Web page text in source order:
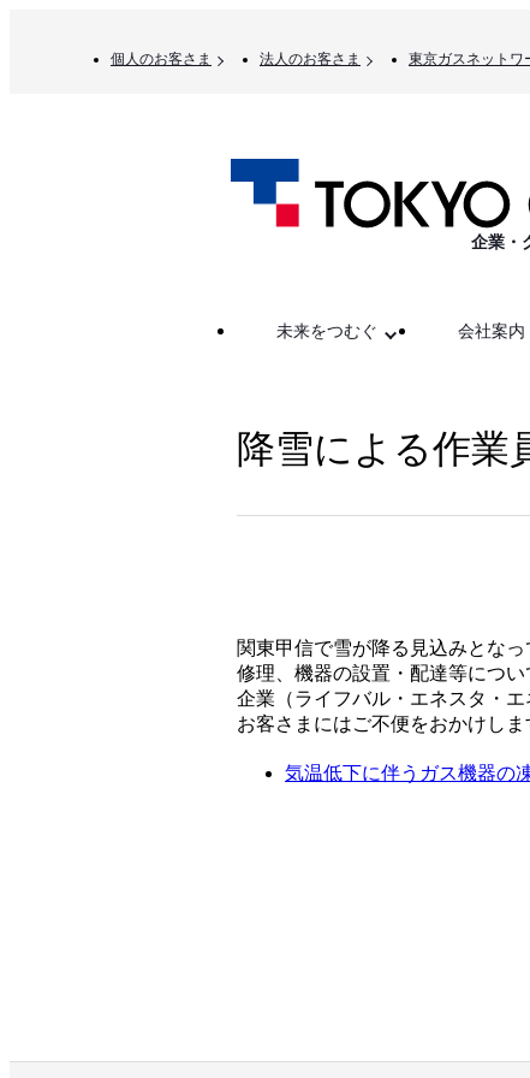
個人のお客さま 法人のお客さま 東京ガスネットワ
企業・
未来をつむぐ 会社案内
降雪による作業
関東甲信で雪が降る見込みとな
修理、機器の設置・配達等につ
企業（ライフバル・エネスタ・
お客さまにはご不便をおかけし
気温低下に伴うガス機器の